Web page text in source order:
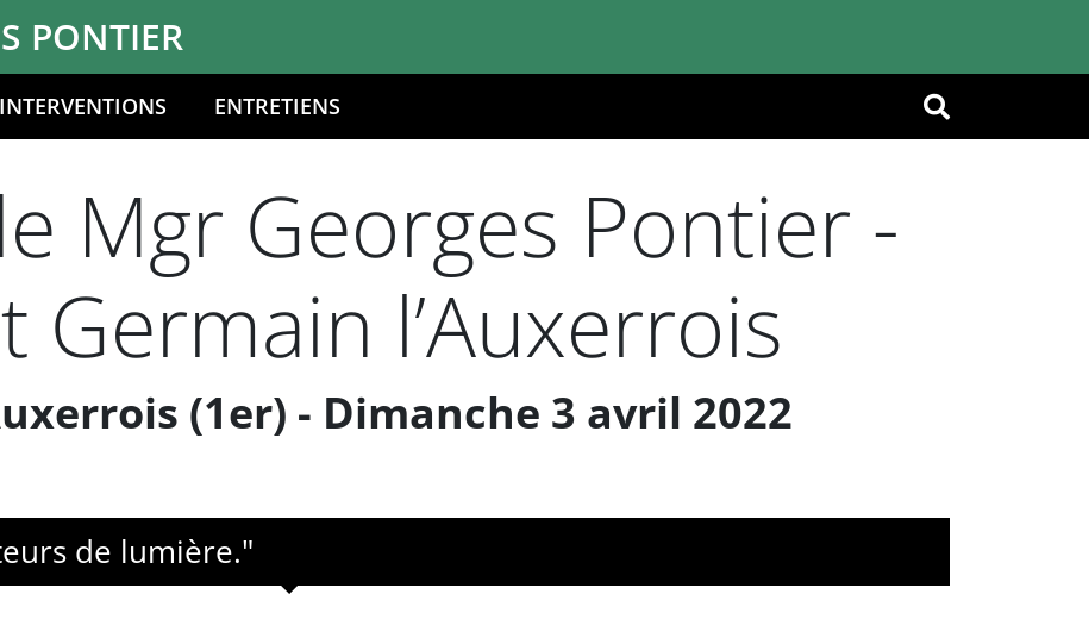
PONTIER
OK
INTERVENTIONS ENTRETIENS
Mgr Georges Pontier -
Germain l’Auxerrois
(1er) - Dimanche 3 avril 2022
de lumière."